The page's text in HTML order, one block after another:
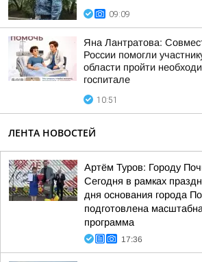
09:09
Яна Лантратова:
России помогли
области пройти
госпитале
10:51
ЛЕНТА НОВОСТЕЙ
Артём Туров: Городу
Сегодня в рамках
дня основания города
подготовлена
программа
17:36